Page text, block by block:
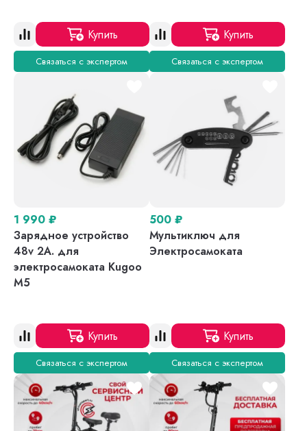
Купить
Связаться с экспертом
Купить
Связаться с экспертом
1 990 ₽
Зарядное устройство
48v 2A. для
электросамоката Kugoo
M5
Купить
Связаться с экспертом
500 ₽
Мультиключ для
Электросамоката
Купить
Связаться с экспертом